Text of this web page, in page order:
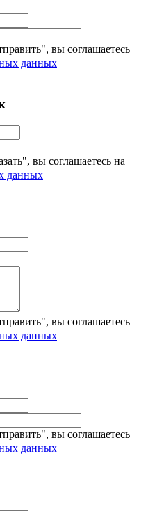
вы соглашаетесь
данных
вы соглашаетесь на
данных
вы соглашаетесь
данных
вы соглашаетесь
данных